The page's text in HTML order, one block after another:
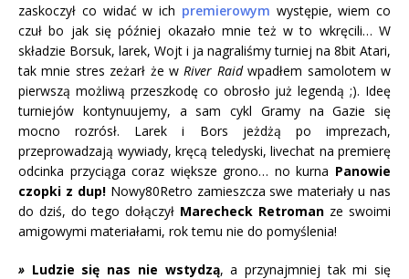
zaskoczył co widać w ich premierowym występie, wiem co
czuł bo jak się później okazało mnie też w to wkręcili… W
składzie Borsuk, larek, Wojt i ja nagraliśmy turniej na 8bit Atari,
tak mnie stres zeżarł że w River Raidwpadłem samolotem w
pierwszą możliwą przeszkodę co obrosło już legendą ;). Ideę
turniejów kontynuujemy, a sam cykl Gramy na Gazie się
mocno rozrósł. Larek i Bors jeżdżą po imprezach,
przeprowadzają wywiady, kręcą teledyski, livechat na premierę
odcinka przyciąga coraz większe grono… no kurna Panowie
czopki z dup!Nowy80Retro zamieszcza swe materiały u nas
do dziś, do tego dołączył Marecheck Retroman ze swoimi
amigowymi materiałami, rok temu nie do pomyślenia!
» Ludzie się nas nie wstydzą, a przynajmniej tak mi się